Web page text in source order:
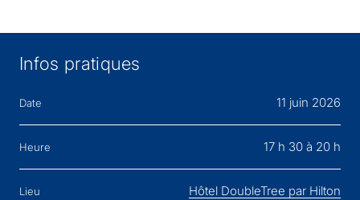
Infos pratiques
Date 11 juin 2026
Heure 17 h 30 à 20 h
Lieu
Hôtel DoubleTree par Hilton